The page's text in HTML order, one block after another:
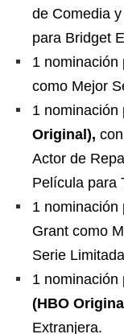
de Comedia
para Bridget
1 nominación
como Mejor
1 nominación
Original),
Actor de
Película para
1 nominación
Grant como
Serie
1 nominación
(HBO
Extranjera.